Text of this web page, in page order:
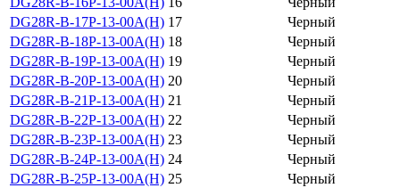
DG28R-B-17P-13-00A(H) 17
Черный
DG28R-B-18P-13-00A(H) 18
Черный
DG28R-B-19P-13-00A(H) 19
Черный
DG28R-B-20P-13-00A(H) 20
Черный
DG28R-B-21P-13-00A(H) 21
Черный
DG28R-B-22P-13-00A(H) 22
Черный
DG28R-B-23P-13-00A(H) 23
Черный
DG28R-B-24P-13-00A(H) 24
Черный
DG28R-B-25P-13-00A(H) 25
Черный